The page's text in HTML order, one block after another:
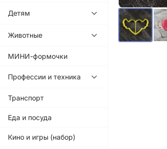
Детям
Животные
МИНИ-формочки
Профессии и техника
Транспорт
Еда и посуда
Кино и игры (набор)